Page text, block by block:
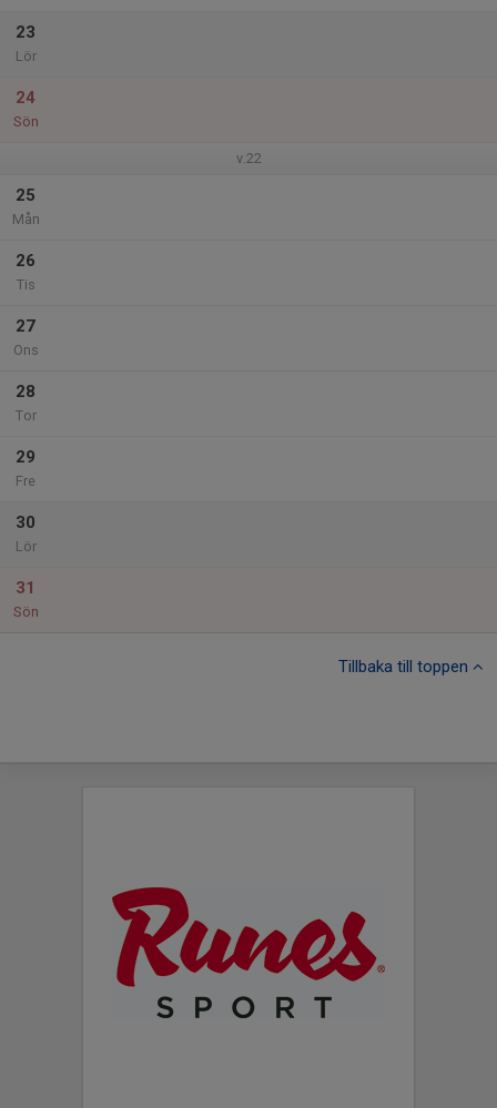
23
Lör
24
Sön
v.22
25
Mån
26
Tis
27
Ons
28
Tor
29
Fre
30
Lör
31
Sön
Tillbaka till toppen